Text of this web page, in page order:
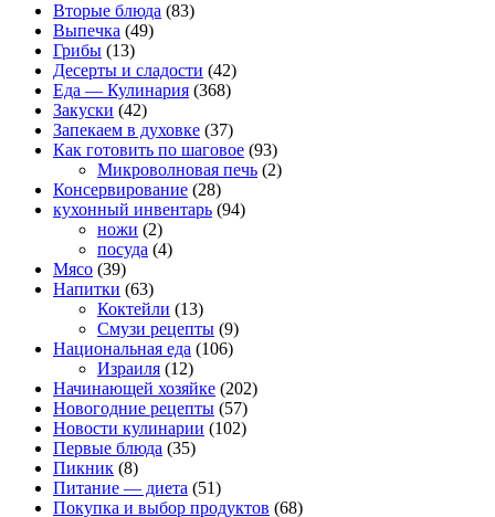
Вторые блюда (83)
Выпечка (49)
Грибы (13)
Десерты и сладости (42)
Еда — Кулинария (368)
Закуски (42)
Запекаем в духовке (37)
Как готовить по шаговое (93)
Микроволновая печь (2)
Консервирование (28)
кухонный инвентарь (94)
ножи (2)
посуда (4)
Мясо (39)
Напитки (63)
Коктейли (13)
Смузи рецепты (9)
Национальная еда (106)
Израиля (12)
Начинающей хозяйке (202)
Новогодние рецепты (57)
Новости кулинарии (102)
Первые блюда (35)
Пикник (8)
Питание — диета (51)
Покупка и выбор продуктов (68)